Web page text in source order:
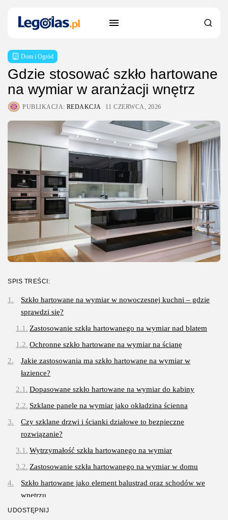
Dom i Ogród
Gdzie stosować szkło hartowane
na wymiar w aranżacji wnętrz
PUBLIKACJA: REDAKCJA 11 CZERWCA, 2026
SPIS TREŚCI:
Szkło hartowane na wymiar w nowoczesnej kuchni – gdzie
sprawdzi się?
Zastosowanie szkła hartowanego na wymiar nad blatem
Ochronne szkło hartowane na wymiar na ścianę
Jakie zastosowania ma szkło hartowane na wymiar w
łazience?
Dopasowane szkło hartowane na wymiar do kabiny
Szklane panele na wymiar jako okładzina ścienna
Czy szklane drzwi i ścianki działowe to bezpieczne
rozwiązanie?
Wytrzymałość szkła hartowanego na wymiar
Zastosowanie szkła hartowanego na wymiar w domu
Szkło hartowane jako element balustrad oraz schodów we
wnętrzu
Zastosowanie szkła hartowanego na wymiar w balustradach
UDOSTĘPNIJ